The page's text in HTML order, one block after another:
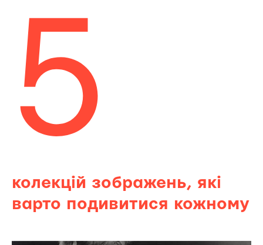
5
колекцій зображень, які
варто подивитися кожному